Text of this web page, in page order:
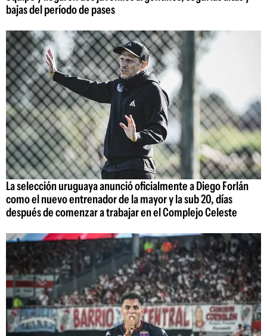
bajas del período de pases
La selección uruguaya anunció oficialmente a Diego Forlán
como el nuevo entrenador de la mayor y la sub 20, días
después de comenzar a trabajar en el Complejo Celeste